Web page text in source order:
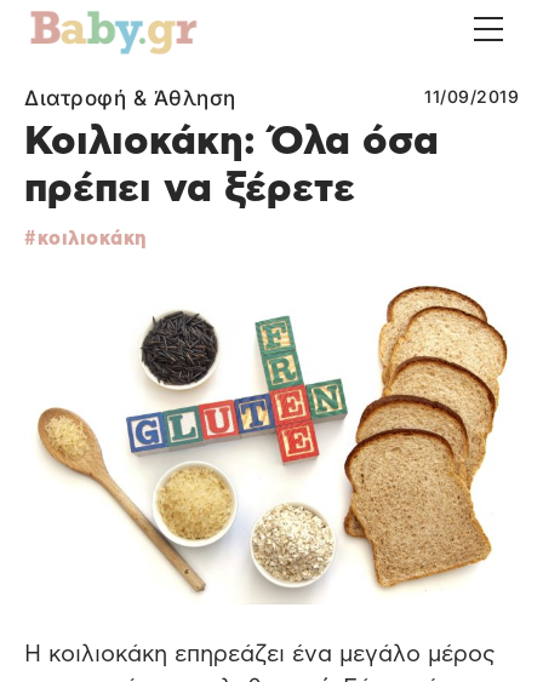
Διατροφή & Άθληση 11/09/2019
Κοιλιοκάκη: Όλα όσα
πρέπει να ξέρετε
κοιλιοκάκη
Η κοιλιοκάκη επηρεάζει ένα μεγάλο μέρος